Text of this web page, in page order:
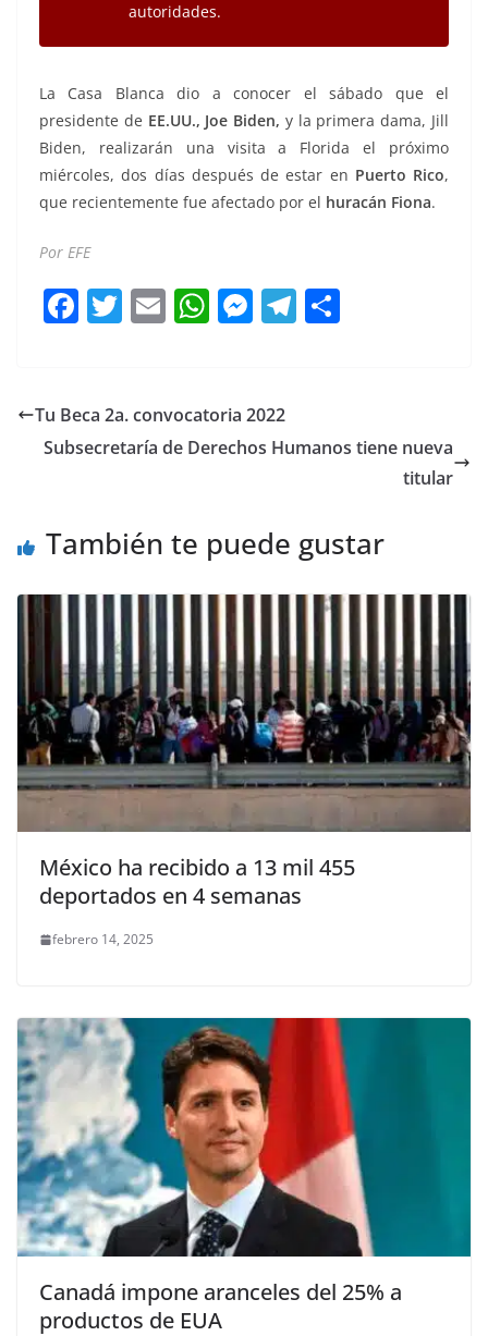
autoridades.
La Casa Blanca dio a conocer el sábado que el
presidente de EE.UU., Joe Biden, y la primera dama, Jill
Biden, realizarán una visita a Florida el próximo
miércoles, dos días después de estar en Puerto Rico,
que recientemente fue afectado por el huracán Fiona.
Por EFE
F
a
e
b
k
T
w
er
E
m
l
W
h
s
A
M
e
e
n
T
el
a ar
Tu Beca 2a. convocatoria 2022
Subsecretaría de Derechos Humanos tiene nueva
titular
También te puede gustar
México ha recibido a 13 mil 455
deportados en 4 semanas
febrero 14, 2025
Canadá impone aranceles del 25% a
productos de EUA